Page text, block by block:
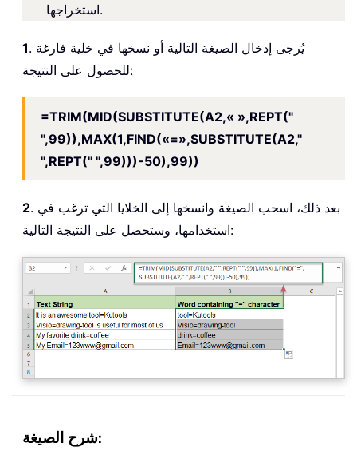
استخراجها.
1. يُرجى إدخال الصيغة التالية أو نسخها في خلية فارغة
للحصول على النتيجة:
=TRIM(MID(SUBSTITUTE(A2,« »,REPT("
",99)),MAX(1,FIND(«=»,SUBSTITUTE(A2,"
",REPT(" ",99)))-50),99))
2. بعد ذلك، اسحب الصيغة وانسخها إلى الخلايا التي ترغب في
استخدامها، وستحصل على النتيجة التالية:
شرح الصيغة: